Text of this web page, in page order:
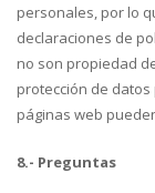
personales, por lo
declaraciones de
no son propiedad
protección de
páginas web
8.- Preguntas